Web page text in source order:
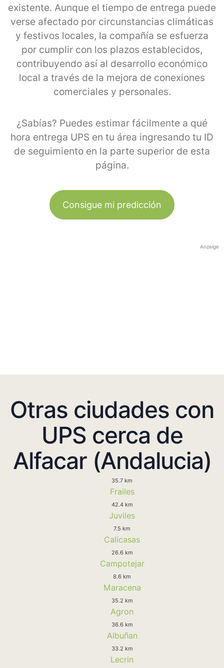
existente. Aunque el tiempo de entrega puede
verse afectado por circunstancias climáticas
y festivos locales, la compañía se esfuerza
por cumplir con los plazos establecidos,
contribuyendo así al desarrollo económico
local a través de la mejora de conexiones
comerciales y personales.
¿Sabías? Puedes estimar fácilmente a qué
hora entrega UPS en tu área ingresando tu ID
de seguimiento en la parte superior de esta
página.
Consigue mi predicción
Anzeige
Otras ciudades con
UPS cerca de
Alfacar (Andalucia)
35.7 km
Frailes
42.4 km
Juviles
7.5 km
Calicasas
26.6 km
Campotejar
8.6 km
Maracena
35.2 km
Agron
36.6 km
Albuñan
33.2 km
Lecrin